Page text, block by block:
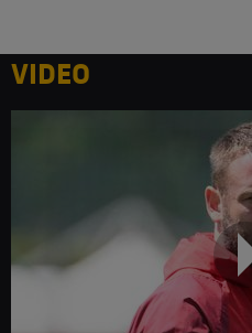
VIDEO